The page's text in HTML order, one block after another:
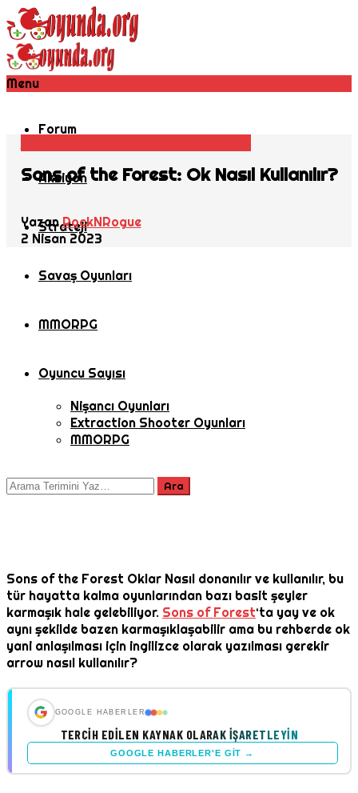
Menu
Forum
Aksiyon
Strateji
Savaş Oyunları
MMORPG
Oyuncu Sayısı
Nişancı Oyunları
Extraction Shooter Oyunları
MMORPG
Sons of the Forest: Ok Nasıl Kullanılır?
YazanRockNRogue
2 Nisan 2023
Sons of the Forest Oklar Nasıl donanılır ve kullanılır, bu
tür hayatta kalma oyunlarından bazı basit şeyler
karmaşık hale gelebiliyor. Sons of Forest‘ta yay ve ok
aynı şekilde bazen karmaşıklaşabilir ama bu rehberde ok
yani anlaşılması için ingilizce olarak yazılması gerekir
arrow nasıl kullanılır?
GOOGLE HABERLER
TERCIH EDILEN KAYNAK OLARAK İŞARETLEYIN
GOOGLE HABERLER'E GIT →